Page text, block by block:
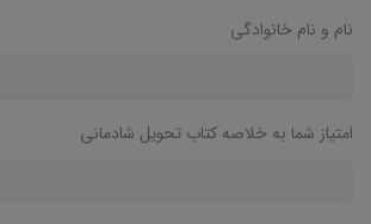
نام و نام خانوادگی
امتیاز شما به خلاصه کتاب تحویل شادمانی